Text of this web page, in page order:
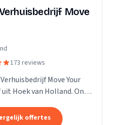
Move
173 reviews
Move Your
Hoek van Holland. Ons
offertes